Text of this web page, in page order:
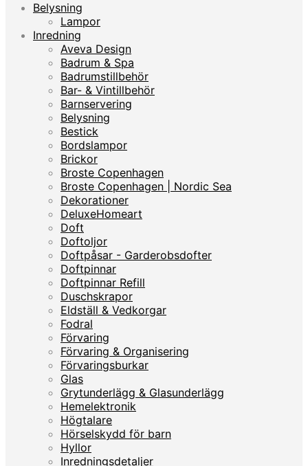
Belysning
Lampor
Inredning
Aveva Design
Badrum & Spa
Badrumstillbehör
Bar- & Vintillbehör
Barnservering
Belysning
Bestick
Bordslampor
Brickor
Broste Copenhagen
Broste Copenhagen | Nordic Sea
Dekorationer
DeluxeHomeart
Doft
Doftoljor
Doftpåsar - Garderobsdofter
Doftpinnar
Doftpinnar Refill
Duschskrapor
Eldställ & Vedkorgar
Fodral
Förvaring
Förvaring & Organisering
Förvaringsburkar
Glas
Grytunderlägg & Glasunderlägg
Hemelektronik
Högtalare
Hörselskydd för barn
Hyllor
Inredningsdetaljer